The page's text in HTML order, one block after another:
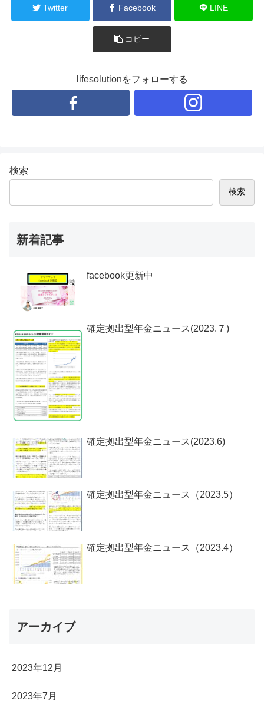
Twitter Facebook LINE
コピー
lifesolutionをフォローする
検索
検索
新着記事
facebook更新中
確定拠出型年金ニュース(2023.７)
確定拠出型年金ニュース(2023.6)
確定拠出型年金ニュース（2023.5）
確定拠出型年金ニュース（2023.4）
アーカイブ
2023年12月
2023年7月